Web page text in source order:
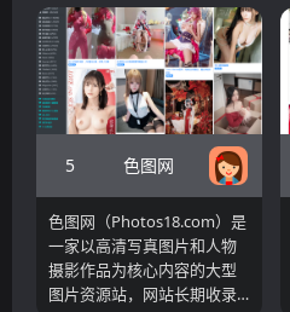
直观看到各类视觉内容入口
和热点板块，让访问者快速
开始浏览心仪的照片汇总。
及欧美地区的人气模特、主
播、网红博主等公开图片资
源。平台以高清图集形式展
示内容，通过整理不同账号
的照片合集，为用户提供集
中浏览和收藏参考的渠道。
5 色图网
色图网（Photos18.com）是
一家以高清写真图片和人物
摄影作品为核心内容的大型
图片资源站，网站长期收录